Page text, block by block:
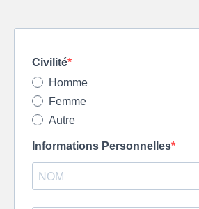
Civilité
Homme
Femme
Autre
Informations Personnelles